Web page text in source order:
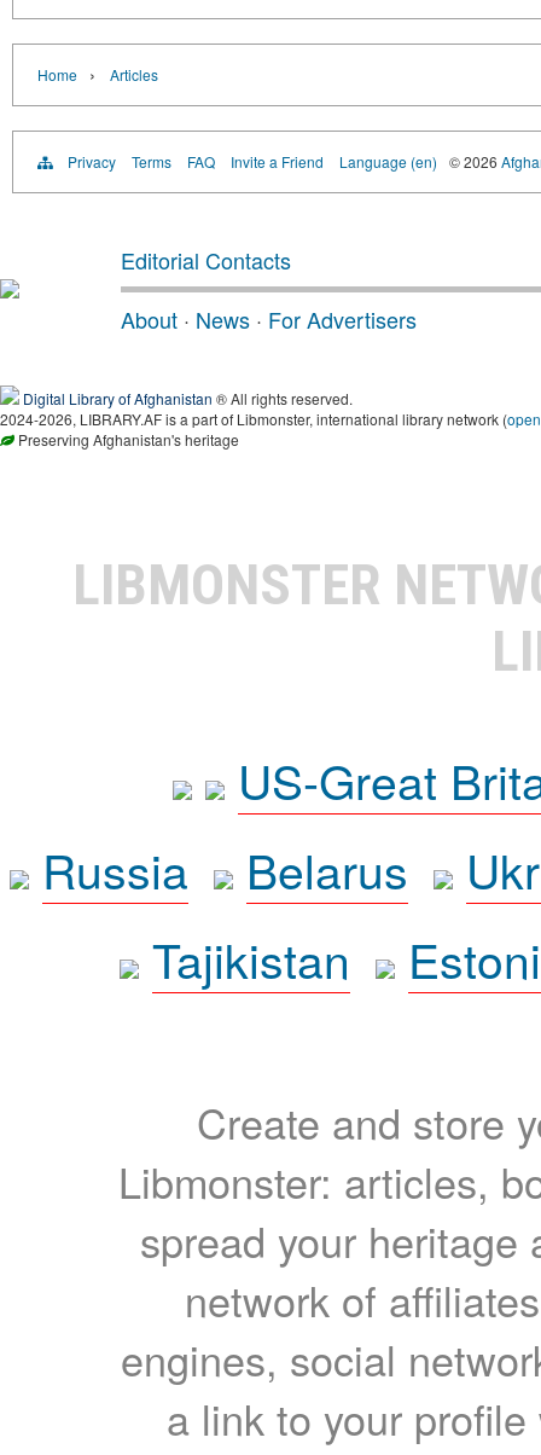
Home › Articles
Privacy Terms FAQ Invite a Friend Language (en) © 2026
Editorial Contacts
About · News · For Advertisers
Digital Library of Afghanistan ® All rights reserved.
2024-2026, LIBRARY.AF is a part of Libmonster, international library network (
Preserving Afghanistan's heritage
LIBMONSTER
US-Great
Russia
Belarus
Tajikistan
Create and store
Libmonster: articles,
spread your heritage
network of
engines, social
a link to your